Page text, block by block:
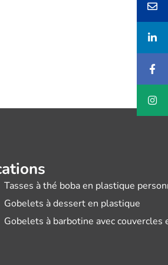
Tasses à thé boba en plastique
Gobelets à dessert en plastique
Gobelets à barbotine avec couvercles